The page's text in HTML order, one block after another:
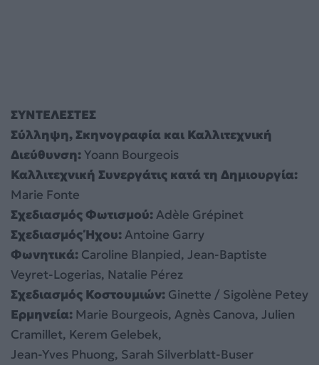
ΣΥΝΤΕΛΕΣΤΕΣ
Σύλληψη, Σκηνογραφία και Καλλιτεχνική
Διεύθυνση:Yoann Bourgeois
Καλλιτεχνική Συνεργάτις κατά τη Δημιουργία:
Marie Fonte
Σχεδιασμός Φωτισμού:Adèle Grépinet
Σχεδιασμός Ήχου:Antoine Garry
Φωνητικά: Caroline Blanpied, Jean-Baptiste
Veyret-Logerias, Natalie Pérez
Σχεδιασμός Κοστουμιών: Ginette / Sigolène Petey
Ερμηνεία: Marie Bourgeois, Agnès Canova, Julien
Cramillet, Kerem Gelebek,
Jean-Yves Phuong, Sarah Silverblatt-Buser